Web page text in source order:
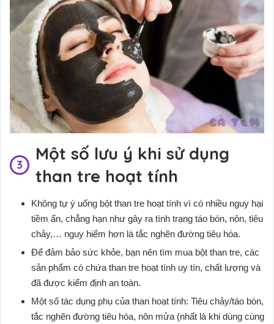
Một số lưu ý khi sử dụng
than tre hoạt tính
Không tự ý uống bột than tre hoạt tính vì có nhiều nguy hại
tiềm ẩn, chẳng hạn như gây ra tình trạng táo bón, nôn, tiêu
chảy,… nguy hiểm hơn là tắc nghẽn đường tiêu hóa.
Để đảm bảo sức khỏe, bạn nên tìm mua bột than tre, các
sản phẩm có chứa than tre hoạt tính uy tín, chất lượng và
đã được kiểm định an toàn.
Một số tác dụng phụ của than hoạt tính: Tiêu chảy/táo bón,
tắc nghẽn đường tiêu hóa, nôn mửa (nhất là khi dùng cùng